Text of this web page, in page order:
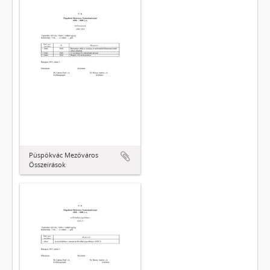
Püspökvác Mezőváros
Összeírások